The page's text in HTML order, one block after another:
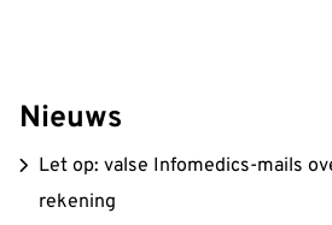
Nieuws
Let op: valse Infomedics-mails
rekening